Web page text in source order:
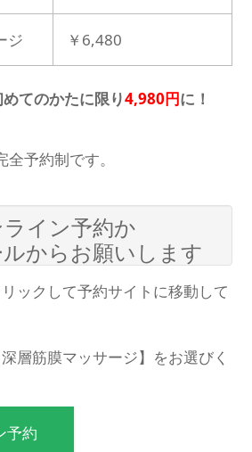
ジ ￥6,480
てのかたに限り4,980円に！
予約制です。
イン予約か
からお願いします
ックして予約サイトに移動して
層筋膜マッサージ】をお選びく
予約